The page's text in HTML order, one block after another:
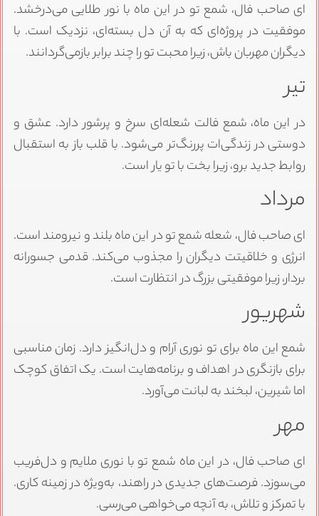
ای صاحب فال، شمع تو در این ماه با نور طلایی می‌درخشد.
موفقیت در پروژه‌ای که به آن دل بسته‌ای، نزدیک است. با
دیگران مهربان باش، زیرا محبت تو را چند برابر بازمی‌گردانند.
تیر
در این ماه، شمع فالت شعله‌ای سرخ و پرشور دارد. عشق و
دوستی در زندگی‌ات پررنگ‌تر می‌شود. با قلب باز به استقبال
روابط جدید برو، زیرا بخت با تو یار است.
مرداد
ای صاحب فال، شعله شمع تو در این ماه بلند و نیرومند است.
انرژی و خلاقیتت دیگران را مجذوب می‌کند. قدمی جسورانه
بردار، زیرا موفقیتی بزرگ در انتظارت است.
شهریور
شمع این ماه برای تو نوری آرام و دل‌انگیز دارد. زمان مناسبی
برای بازنگری در اهداف و برنامه‌هایت است. یک اتفاق کوچک
اما شیرین، لبخند به لبانت می‌آورد.
مهر
ای صاحب فال، در این ماه شمع تو با نوری ملایم و دل‌فریب
می‌سوزد. فرصت‌های جدیدی در راهند، به‌ویژه در زمینه کاری.
با تمرکز و تلاش، به آنچه می‌خواهی می‌رسی.